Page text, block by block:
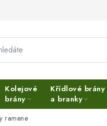
Kolejové
brány
Křídlové brány
a branky
ramene